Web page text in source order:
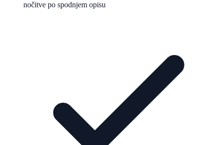
nočitve po spodnjem opisu